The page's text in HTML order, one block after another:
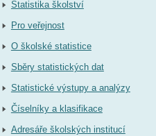
Statistika školství
Pro veřejnost
O školské statistice
Sběry statistických dat
Statistické výstupy a analýzy
Číselníky a klasifikace
Adresáře školských institucí